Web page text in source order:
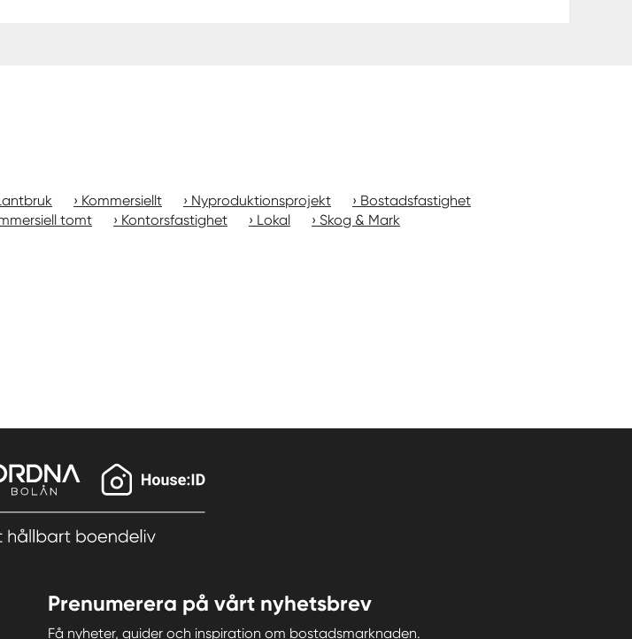
Kommersiellt Nyproduktionsprojekt
Bostadsfastighet
tomt Kontorsfastighet Lokal Skog & Mark
Prenumerera på vårt nyhetsbrev
Få nyheter, guider och inspiration om bostadsmarknaden.